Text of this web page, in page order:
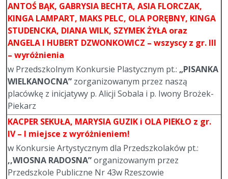
ANTOŚ BĄK, GABRYSIA BECHTA, ASIA FLORCZAK,
KINGA LAMPART, MAKS PELC, OLA PORĘBNY, KINGA
STUDENCKA, DIANA WILK, SZYMEK ŻYŁA oraz
ANGELA I HUBERT DZWONKOWICZ – wszyscy z gr. III
– wyróżnienia
w Przedszkolnym Konkursie Plastycznym pt.: „PISANKA
WIELKANOCNA” zorganizowanym przez naszą
placówkę z inicjatywy p. Alicji Sobala i p. Iwony Brożek-
Piekarz
KACPER SEKUŁA, MARYSIA GUZIK i OLA PIEKŁO z gr.
IV – I miejsce z wyróżnieniem!
w Konkursie Artystycznym dla Przedszkolaków pt.:
,,WIOSNA RADOSNA”organizowanym przez
Przedszkole Publiczne Nr 43w Rzeszowie